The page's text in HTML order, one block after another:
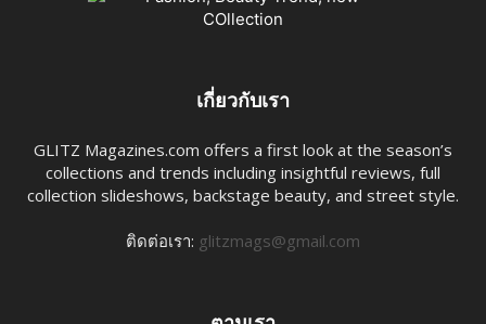
เกี่ยวกับเรา
GLITZ Magazines.com offers a first look at the season’s
collections and trends including insightful reviews, full
collection slideshows, backstage beauty, and street style.
ติดต่อเรา: glitzmags@gmail.com